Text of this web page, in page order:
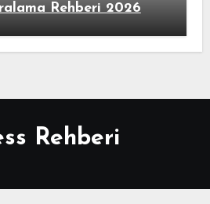
Rehberi 2026
Rehberi